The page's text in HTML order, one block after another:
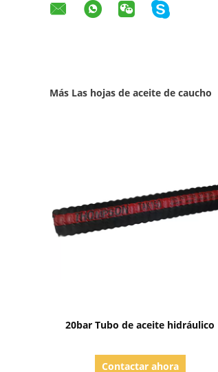
Más Las hojas de aceite de caucho
20bar Tubo de aceite hidráulico
Contactar ahora